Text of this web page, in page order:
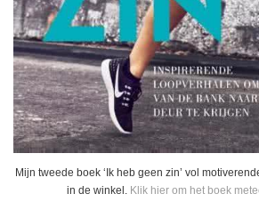
Mijn tweede boek ‘Ik heb geen zin’ vol
in de winkel. Klik hier om het boek